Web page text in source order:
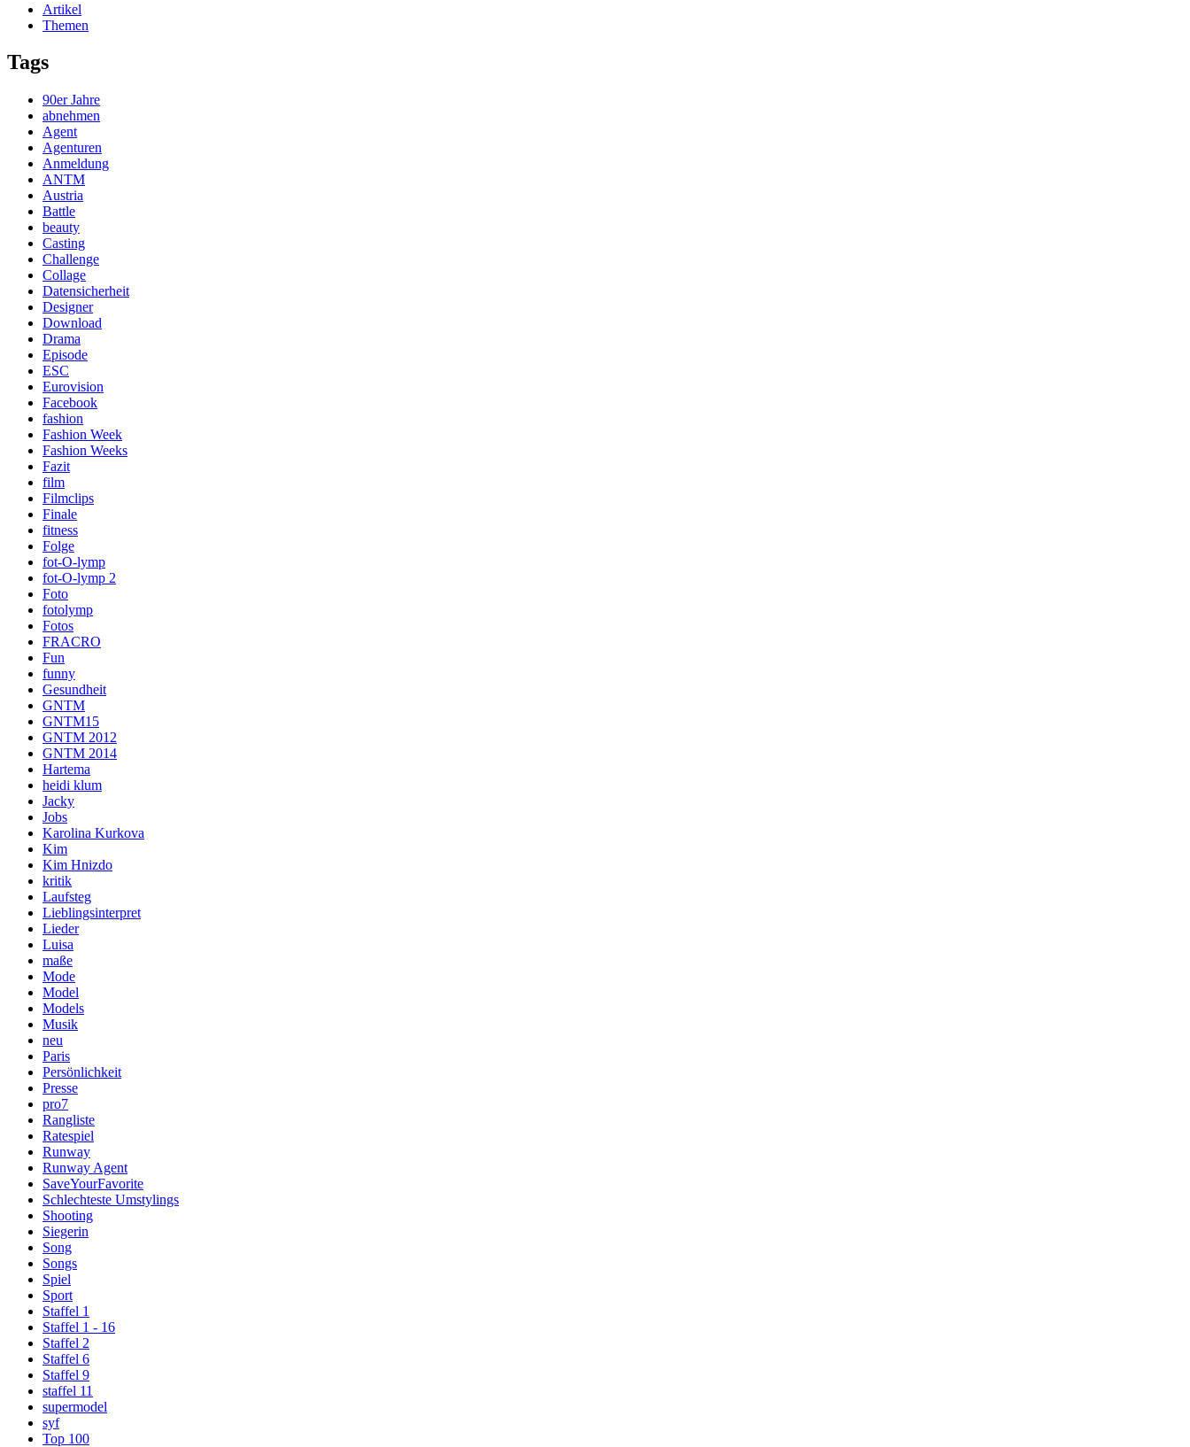
Artikel
Themen
Tags
90er Jahre
abnehmen
Agent
Agenturen
Anmeldung
ANTM
Austria
Battle
beauty
Casting
Challenge
Collage
Datensicherheit
Designer
Download
Drama
Episode
ESC
Eurovision
Facebook
fashion
Fashion Week
Fashion Weeks
Fazit
film
Filmclips
Finale
fitness
Folge
fot-O-lymp
fot-O-lymp 2
Foto
fotolymp
Fotos
FRACRO
Fun
funny
Gesundheit
GNTM
GNTM15
GNTM 2012
GNTM 2014
Hartema
heidi klum
Jacky
Jobs
Karolina Kurkova
Kim
Kim Hnizdo
kritik
Laufsteg
Lieblingsinterpret
Lieder
Luisa
maße
Mode
Model
Models
Musik
neu
Paris
Persönlichkeit
Presse
pro7
Rangliste
Ratespiel
Runway
Runway Agent
SaveYourFavorite
Schlechteste Umstylings
Shooting
Siegerin
Song
Songs
Spiel
Sport
Staffel 1
Staffel 1 - 16
Staffel 2
Staffel 6
Staffel 9
staffel 11
supermodel
syf
Top 100